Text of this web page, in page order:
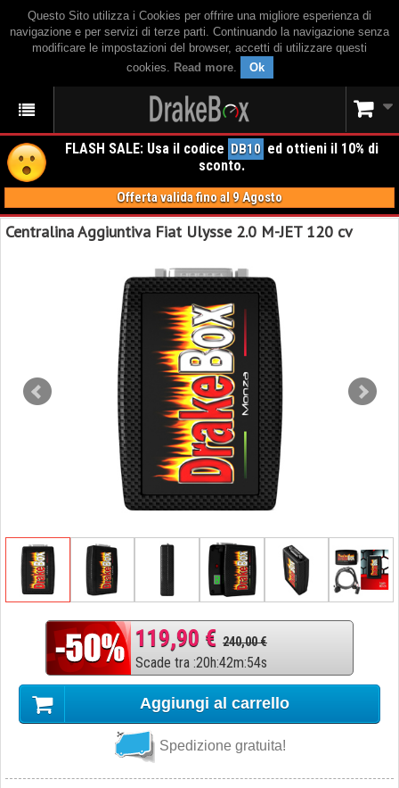
Questo Sito utilizza i Cookies per offrire una migliore esperienza di
navigazione e per servizi di terze parti. Continuando la navigazione senza
modificare le impostazioni del browser, accetti di utilizzare questi
cookies. Read more. Ok
FLASH SALE: Usa il codice DB10 ed ottieni il 10% di
sconto.
Offerta valida fino al 9 Agosto
Centralina Aggiuntiva Fiat Ulysse 2.0 M-JET 120 cv
119,90 € 240,00 €
Scade tra :20h:42m:53s
Aggiungi al carrello
Spedizione gratuita!